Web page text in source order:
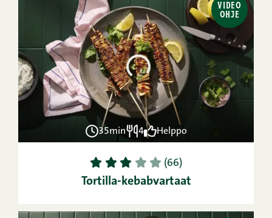
VIDEO
OHJE
35min 4 Helppo
1 2 3 4 5 (66)
Tortilla-kebabvartaat